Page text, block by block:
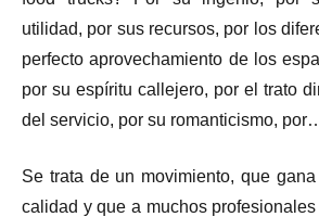
utilidad, por sus recursos, por los
perfecto aprovechamiento de los
por su espíritu callejero, por el trato
del servicio, por su romanticismo,
Se trata de un movimiento, que
calidad y que a muchos